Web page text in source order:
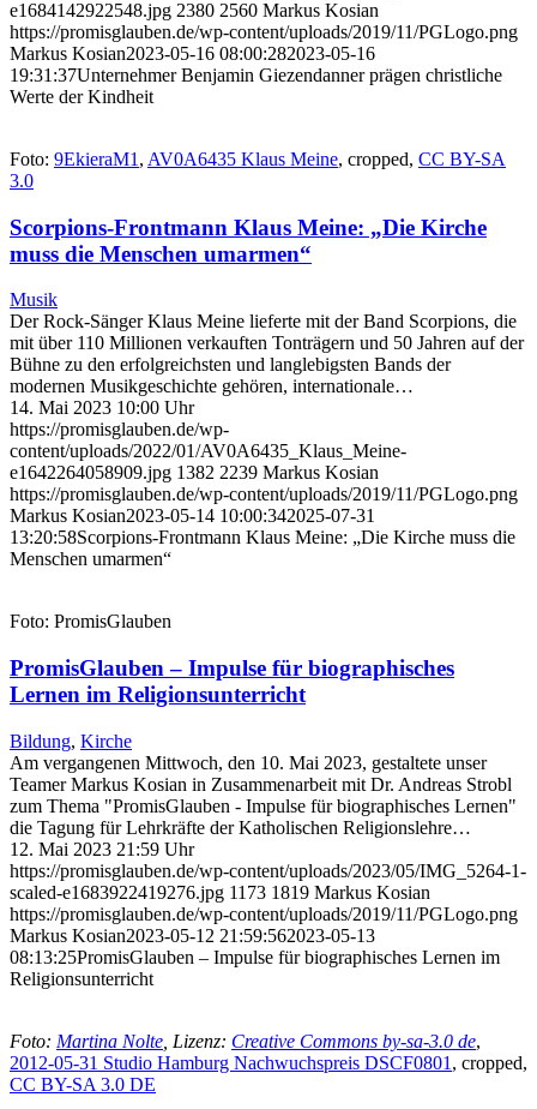
e1684142922548.jpg 2380 2560 Markus Kosian
https://promisglauben.de/wp-content/uploads/2019/11/PGLogo.png
Markus Kosian2023-05-16 08:00:282023-05-16
19:31:37Unternehmer Benjamin Giezendanner prägen christliche
Werte der Kindheit
Foto: 9EkieraM1 , AV0A6435 Klaus Meine, cropped, CC BY-SA
3.0
Scorpions-Frontmann Klaus Meine: „Die Kirche
muss die Menschen umarmen“
Musik
Der Rock-Sänger Klaus Meine lieferte mit der Band Scorpions, die
mit über 110 Millionen verkauften Tonträgern und 50 Jahren auf der
Bühne zu den erfolgreichsten und langlebigsten Bands der
modernen Musikgeschichte gehören, internationale…
14. Mai 2023 10:00 Uhr
https://promisglauben.de/wp-
content/uploads/2022/01/AV0A6435_Klaus_Meine-
e1642264058909.jpg 1382 2239 Markus Kosian
https://promisglauben.de/wp-content/uploads/2019/11/PGLogo.png
Markus Kosian2023-05-14 10:00:342025-07-31
13:20:58Scorpions-Frontmann Klaus Meine: „Die Kirche muss die
Menschen umarmen“
Foto: PromisGlauben
PromisGlauben – Impulse für biographisches
Lernen im Religionsunterricht
Bildung, Kirche
Am vergangenen Mittwoch, den 10. Mai 2023, gestaltete unser
Teamer Markus Kosian in Zusammenarbeit mit Dr. Andreas Strobl
zum Thema "PromisGlauben - Impulse für biographisches Lernen"
die Tagung für Lehrkräfte der Katholischen Religionslehre…
12. Mai 2023 21:59 Uhr
https://promisglauben.de/wp-content/uploads/2023/05/IMG_5264-1-
scaled-e1683922419276.jpg 1173 1819 Markus Kosian
https://promisglauben.de/wp-content/uploads/2019/11/PGLogo.png
Markus Kosian2023-05-12 21:59:562023-05-13
08:13:25PromisGlauben – Impulse für biographisches Lernen im
Religionsunterricht
Foto: Martina Nolte , Lizenz: Creative Commons by-sa-3.0 de,
2012-05-31 Studio Hamburg Nachwuchspreis DSCF0801 , cropped,
CC BY-SA 3.0 DE